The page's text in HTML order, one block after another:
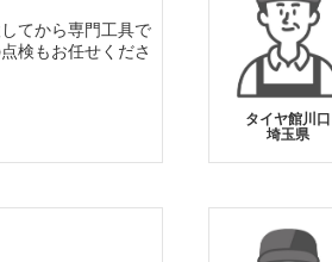
てから専門工具で
検もお任せくださ
タイヤ館川口
埼玉県